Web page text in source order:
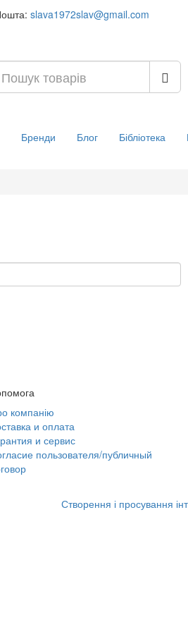
slava1972slav@gmail.com
Бренди Блог Бібліотека
компанію
и оплата
и сервис
пользователя/публичный
Створення і просування